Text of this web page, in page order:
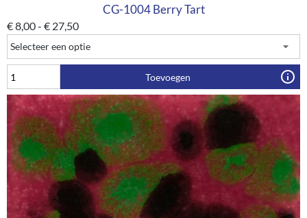
CG-1004 Berry Tart
€8,00- € 27,50
Toevoegen